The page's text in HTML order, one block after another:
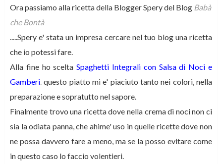
Ora passiamo alla ricetta della Blogger Spery del Blog Babà
che Bontà
.....Spery e' stata un impresa cercare nel tuo blog una ricetta
che io potessi fare.
Alla fine ho sceltaSpaghetti Integrali con Salsa di Noci e
Gamberi. questo piatto mi e' piaciuto tanto nei colori, nella
preparazione e sopratutto nel sapore.
Finalmente trovo una ricetta dove nella crema di noci non ci
sia la odiata panna, che ahime' uso in quelle ricette dove non
ne possa davvero fare a meno, ma se la posso evitare come
in questo caso lo faccio volentieri.